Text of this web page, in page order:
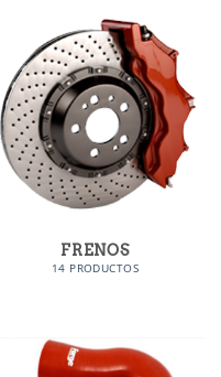
FRENOS
14 PRODUCTOS